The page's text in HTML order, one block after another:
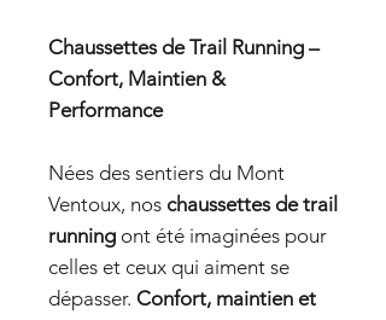
Chaussettes de Trail Running –
Confort, Maintien &
Performance
Nées des sentiers du Mont
Ventoux, nos chaussettes de trail
running ont été imaginées pour
celles et ceux qui aiment se
dépasser. Confort, maintien et